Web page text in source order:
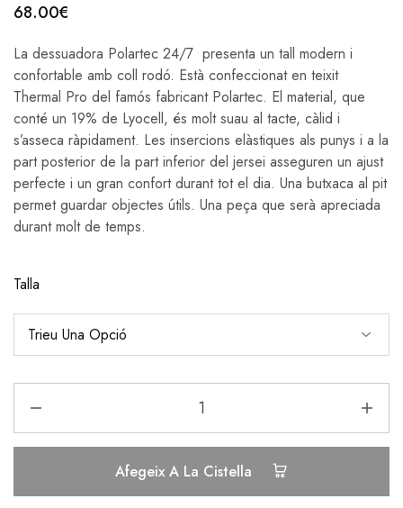
68.00€
La dessuadora Polartec 24/7 presenta un tall modern i
confortable amb coll rodó. Està confeccionat en teixit
Thermal Pro del famós fabricant Polartec. El material, que
conté un 19% de Lyocell, és molt suau al tacte, càlid i
s’asseca ràpidament. Les insercions elàstiques als punys i a la
part posterior de la part inferior del jersei asseguren un ajust
perfecte i un gran confort durant tot el dia. Una butxaca al pit
permet guardar objectes útils. Una peça que serà apreciada
durant molt de temps.
Talla
Afegeix A La Cistella